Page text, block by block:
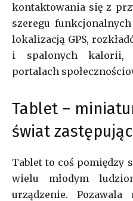
kontaktowania się z
szeregu
lokalizacją GPS,
i spalonych kalorii,
portalach
Tablet –
świat
Tablet to coś pomiędzy
wielu młodym
urządzenie.